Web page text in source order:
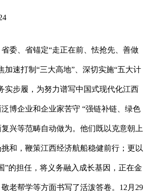
、省锚定“走正在前、怯抢先、善做
加速打制“三大高地”、深切实施“五大计
实步履，为努力谱写中国式现代化江西
博企业和企业家苦守 “强链补链、绿色
兴等范畴自动做为。他们既以克意朝上
和，鞭策江西经济航船稳健前行；更以
”的担任，将义务融入成长基因，正在金
老帮学等方面书写了活泼答卷。12月29